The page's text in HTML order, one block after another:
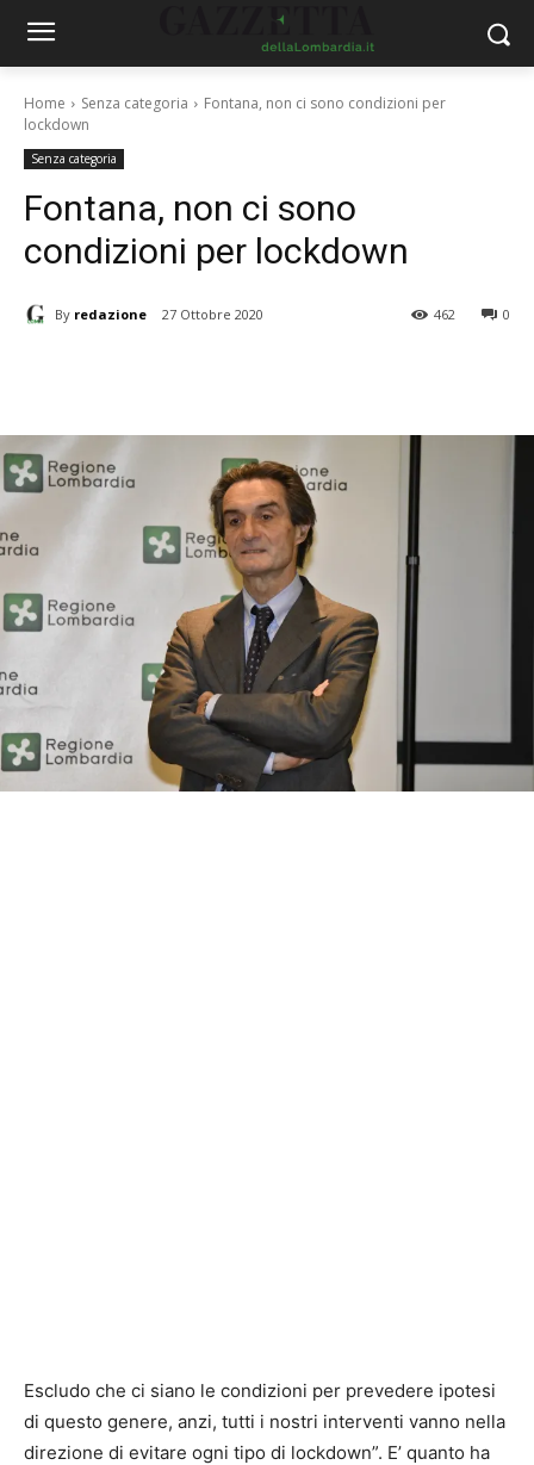
Home Senza categoria
Fontana, non ci sono condizioni per
lockdown
Senza categoria
Fontana, non ci sono
condizioni per lockdown
By redazione 27 Ottobre 2020 0
462
Escludo che ci siano le condizioni per prevedere ipotesi
di questo genere, anzi, tutti i nostri interventi vanno nella
direzione di evitare ogni tipo di lockdown”. E’ quanto ha